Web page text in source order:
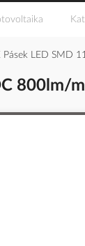
Pásek LED SMD
800lm/